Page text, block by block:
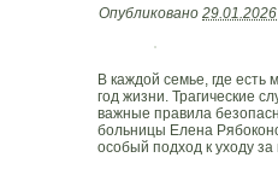
Опубликовано 29.01.2026
В каждой семье, где есть
год жизни. Трагические
важные правила
больницы Елена
особый подход к уходу